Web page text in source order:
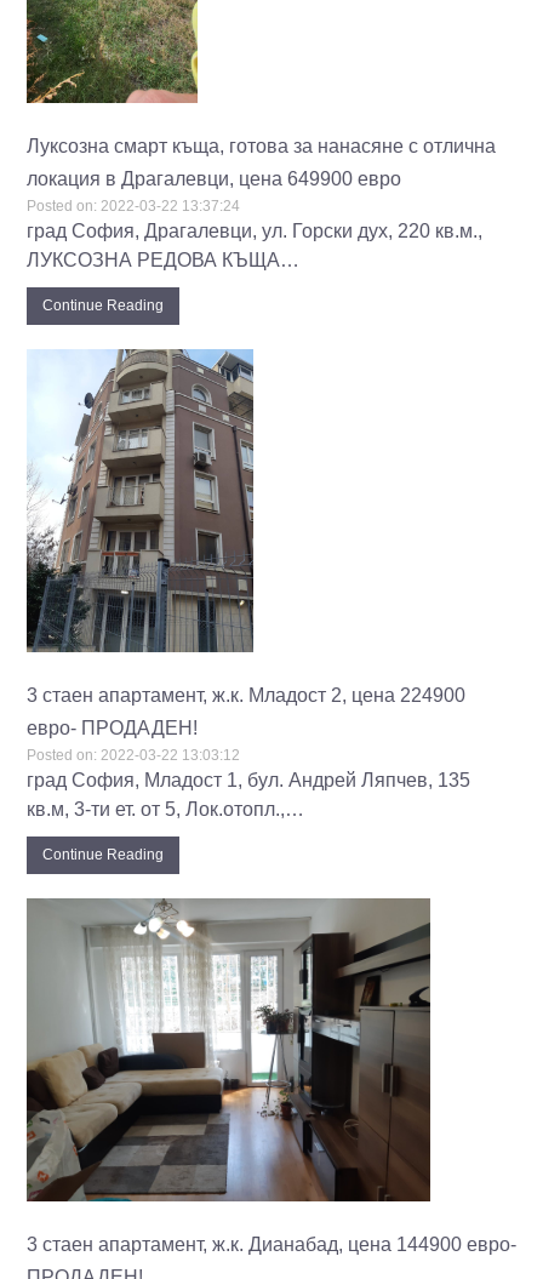
Луксозна смарт къща, готова за нанасяне с отлична
локация в Драгалевци, цена 649900 евро
Posted on: 2022-03-22 13:37:24
град София, Драгалевци, ул. Горски дух, 220 кв.м.,
ЛУКСОЗНА РЕДОВА КЪЩА…
Continue Reading
3 стаен апартамент, ж.к. Младост 2, цена 224900
евро- ПРОДАДЕН!
Posted on: 2022-03-22 13:03:12
град София, Младост 1, бул. Андрей Ляпчев, 135
кв.м, 3-ти ет. от 5, Лок.отопл.,…
Continue Reading
3 стаен апартамент, ж.к. Дианабад, цена 144900 евро-